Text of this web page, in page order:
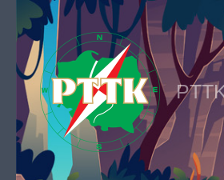
Skip to content